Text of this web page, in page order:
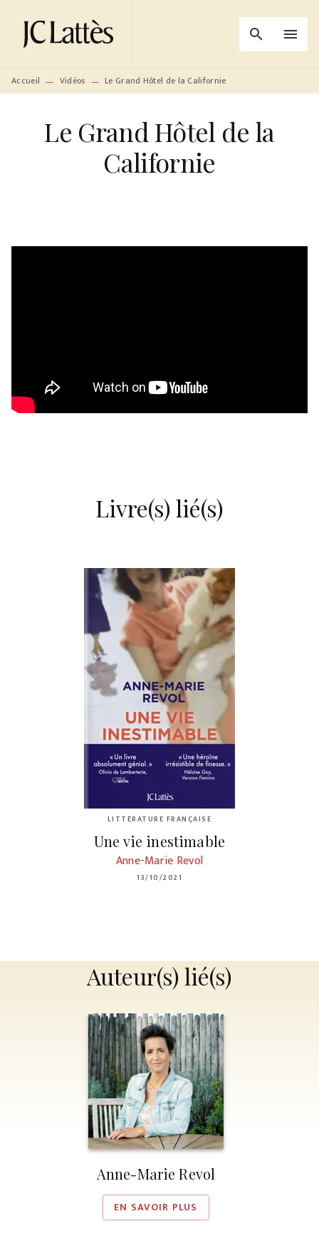
MENU RECHERCHE
PIED DE PAGE
search menu
Accueil — Vidéos — Le Grand Hôtel de la Californie
Le Grand Hôtel de la
Californie
Livre(s) lié(s)
LITTÉRATURE FRANÇAISE
Une vie inestimable
Anne-Marie Revol
13/10/2021
Auteur(s) lié(s)
Anne-Marie Revol
EN SAVOIR PLUS